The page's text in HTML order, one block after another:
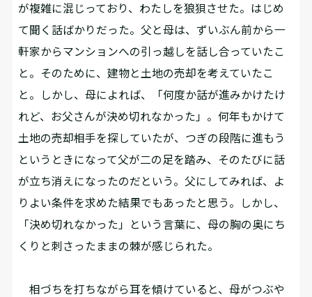
が複雑に混じっており、わたしを狼狽させた。はじめ
て聞く話ばかりだった。父と母は、ずいぶん前から一
軒家からマンションへの引っ越しを話し合っていたこ
と。そのために、建物と土地の売却を考えていたこ
と。しかし、母によれば、「何度か話が進みかけたけ
れど、お父さんが決め切れなかった」。何年もかけて
土地の売却相手を探していたが、つぎの段階に進もう
というときになって父が二の足を踏み、そのたびに話
が立ち消えになったのだという。父にしてみれば、よ
りよい条件を求めた結果でもあったと思う。しかし、
「決め切れなかった」という言葉に、母の胸の奥にち
くりと刺さったままの棘が感じられた。
相づちを打ちながら耳を傾けていると、母がつぶや